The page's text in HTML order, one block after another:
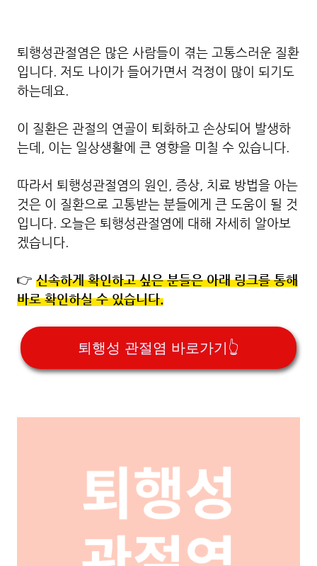
퇴행성관절염은 많은 사람들이 겪는 고통스러운 질환
입니다. 저도 나이가 들어가면서 걱정이 많이 되기도
하는데요.
이 질환은 관절의 연골이 퇴화하고 손상되어 발생하
는데, 이는 일상생활에 큰 영향을 미칠 수 있습니다.
따라서 퇴행성관절염의 원인, 증상, 치료 방법을 아는
것은 이 질환으로 고통받는 분들에게 큰 도움이 될 것
입니다. 오늘은 퇴행성관절염에 대해 자세히 알아보
겠습니다.
👉 신속하게 확인하고 싶은 분들은 아래 링크를 통해
바로 확인하실 수 있습니다.
퇴행성 관절염 바로가기👆